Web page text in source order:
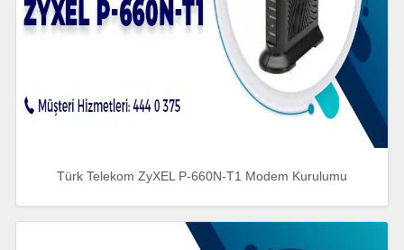
Türk Telekom ZyXEL P-660N-T1 Modem Kurulumu